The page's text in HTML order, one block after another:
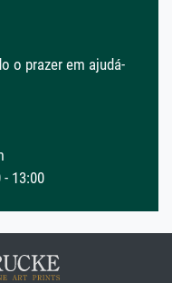
o prazer em ajudá-
- 13:00